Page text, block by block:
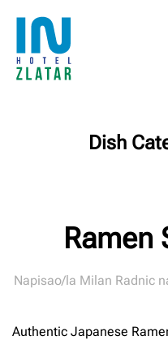
Skip to main content
Dish
Ramen
Napisao/la Milan Radnic
Authentic Japanese